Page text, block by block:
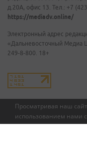
Просматривая наш
использованием нами
д.20А, офис 13. Тел.: +7
https://mediadv.online/
Электронный адрес
«Дальневосточный Медиа
249-8-800. 18+